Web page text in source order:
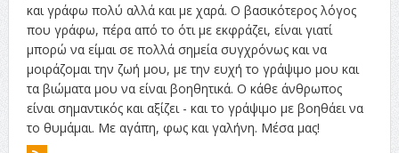
και γράφω πολύ αλλά και με χαρά. Ο βασικότερος λόγος
που γράφω, πέρα από το ότι με εκφράζει, είναι γιατί
μπορώ να είμαι σε πολλά σημεία συγχρόνως και να
μοιράζομαι την ζωή μου, με την ευχή το γράψιμο μου και
τα βιώματα μου να είναι βοηθητικά. Ο κάθε άνθρωπος
είναι σημαντικός και αξίζει - και το γράψιμο με βοηθάει να
το θυμάμαι. Με αγάπη, φως και γαλήνη. Μέσα μας!